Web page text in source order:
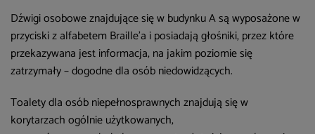
Dźwigi osobowe znajdujące się w budynku A są wyposażone w
przyciski z alfabetem Braille’a i posiadają głośniki, przez które
przekazywana jest informacja, na jakim poziomie się
zatrzymały – dogodne dla osób niedowidzących.
Toalety dla osób niepełnosprawnych znajdują się w
korytarzach ogólnie użytkowanych,